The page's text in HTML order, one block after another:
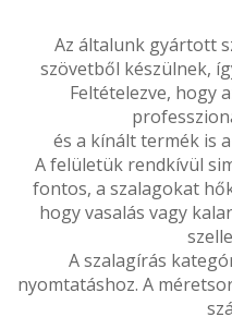
Az általunk gyártott
szövetből készülnek,
Feltételezve, hogy
és a kínált termék is
A felületük rendkívül
fontos, a szalagokat
hogy vasalás vagy
A szalagírás
nyomtatáshoz. A